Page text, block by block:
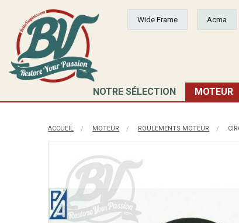
Wide Frame Acma
NOTRE SÉLECTION MOTEUR
ACCUEIL MOTEUR ROULEMENTS MOTEUR